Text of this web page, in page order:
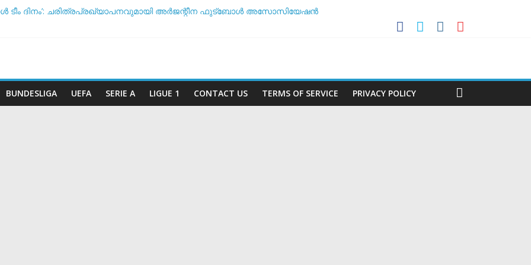
ടീം ദിനം’: ചരിത്രപ്രഖ്യാപനവുമായി അർജന്റീന ഫുട്ബോൾ അസോസിയേഷൻ
BUNDESLIGA UEFA SERIE A LIGUE 1 CONTACT US TERMS OF SERVICE PRIVACY POLICY